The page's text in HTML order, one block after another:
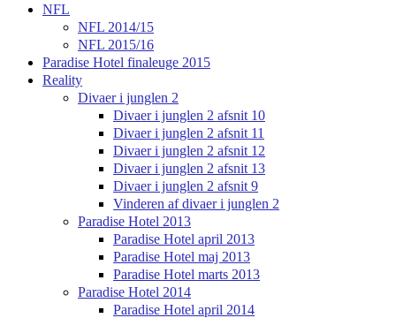
NFL
NFL 2014/15
NFL 2015/16
Paradise Hotel finaleuge 2015
Reality
Divaer i junglen 2
Divaer i junglen 2 afsnit 10
Divaer i junglen 2 afsnit 11
Divaer i junglen 2 afsnit 12
Divaer i junglen 2 afsnit 13
Divaer i junglen 2 afsnit 9
Vinderen af divaer i junglen 2
Paradise Hotel 2013
Paradise Hotel april 2013
Paradise Hotel maj 2013
Paradise Hotel marts 2013
Paradise Hotel 2014
Paradise Hotel april 2014